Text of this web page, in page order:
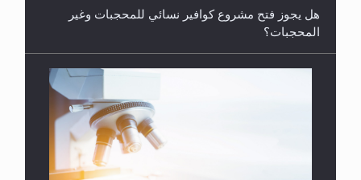
هل يجوز فتح مشروع كوافير نسائي للمحجبات وغير
المحجبات؟